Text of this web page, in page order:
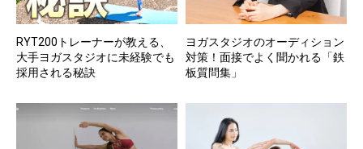
RYT200トレーナーが教える、
大手ヨガスタジオに未経験でも
採用される秘訣
ヨガスタジオのオーディション
対策！面接でよく聞かれる「鉄
板質問集」